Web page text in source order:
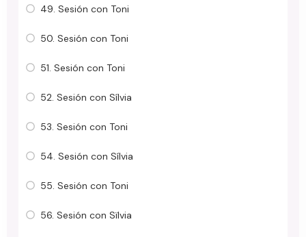
49. Sesión con Toni
50. Sesión con Toni
51. Sesión con Toni
52. Sesión con Sílvia
53. Sesión con Toni
54. Sesión con Sílvia
55. Sesión con Toni
56. Sesión con Sïlvia